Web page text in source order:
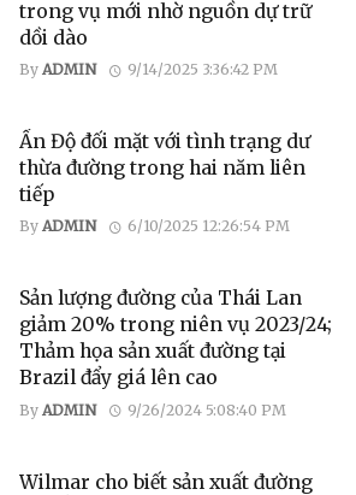
trong vụ mới nhờ nguồn dự trữ
dồi dào
By ADMIN 9/14/2025 3:36:42 PM
Ấn Độ đối mặt với tình trạng dư
thừa đường trong hai năm liên
tiếp
By ADMIN 6/10/2025 12:26:54 PM
Sản lượng đường của Thái Lan
giảm 20% trong niên vụ 2023/24;
Thảm họa sản xuất đường tại
Brazil đẩy giá lên cao
By ADMIN 9/26/2024 5:08:40 PM
Wilmar cho biết sản xuất đường